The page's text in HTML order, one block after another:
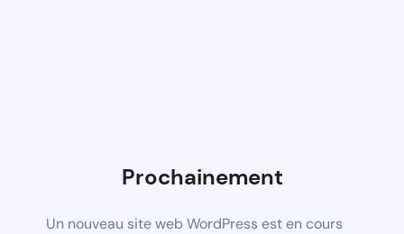
Prochainement
Un nouveau site web WordPress est en cours